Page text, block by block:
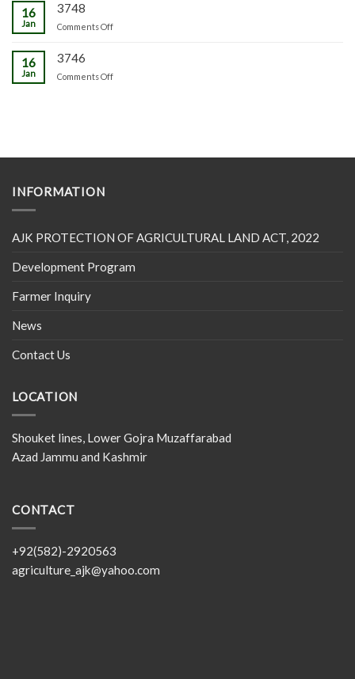
16
Jan
3748
Comments Offon
16
Jan
3746
Comments Offon
INFORMATION
AJK PROTECTION OF AGRICULTURAL LAND ACT, 2022
Development Program
Farmer Inquiry
News
Contact Us
LOCATION
Shouket lines, Lower Gojra Muzaffarabad
Azad Jammu and Kashmir
CONTACT
+92(582)-2920563
agriculture_ajk@yahoo.com